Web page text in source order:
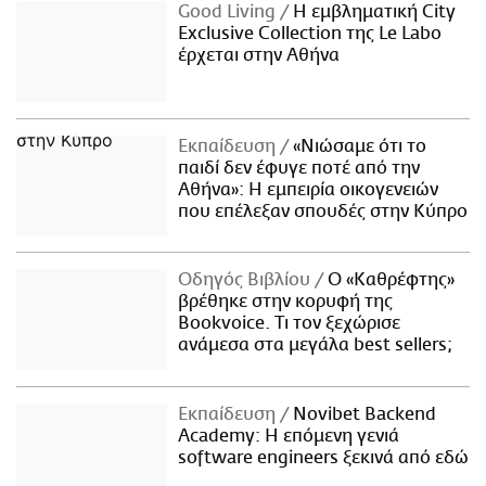
Good Living
Η εμβληματική City
Exclusive Collection της Le Labo
έρχεται στην Αθήνα
Εκπαίδευση
«Νιώσαμε ότι το
παιδί δεν έφυγε ποτέ από την
Αθήνα»: Η εμπειρία οικογενειών
που επέλεξαν σπουδές στην Κύπρο
Οδηγός Βιβλίου
Ο «Καθρέφτης»
βρέθηκε στην κορυφή της
Bookvoice. Τι τον ξεχώρισε
ανάμεσα στα μεγάλα best sellers;
Εκπαίδευση
Novibet Backend
Academy: Η επόμενη γενιά
software engineers ξεκινά από εδώ